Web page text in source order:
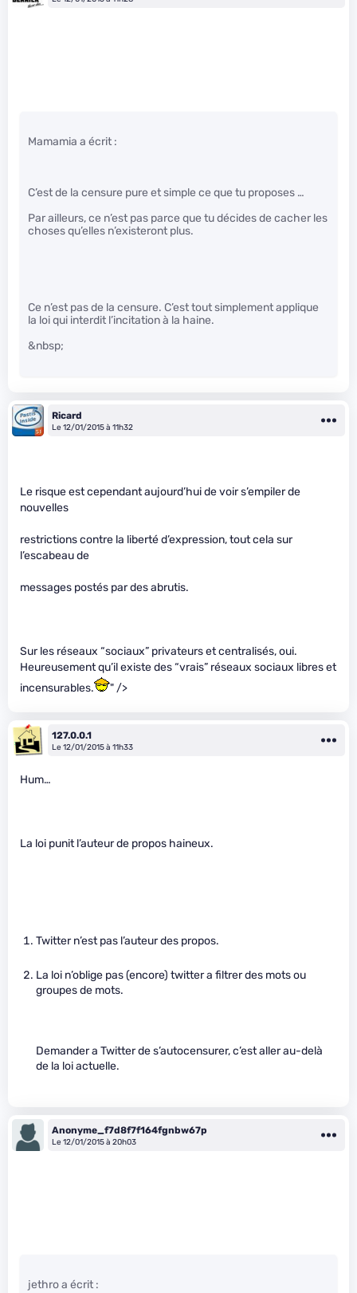
Mamamia a écrit :
C’est de la censure pure et simple ce que tu proposes …
Par ailleurs, ce n’est pas parce que tu décides de cacher les
choses qu’elles n’existeront plus.
Ce n’est pas de la censure. C’est tout simplement applique
la loi qui interdit l’incitation à la haine.
&nbsp;
Ricard
Le 12/01/2015 à 11h32
Le risque est cependant aujourd’hui de voir s’empiler de
nouvelles
restrictions contre la liberté d’expression, tout cela sur
l’escabeau de
messages postés par des abrutis.
Sur les réseaux “sociaux” privateurs et centralisés, oui.
Heureusement qu’il existe des “vrais” réseaux sociaux libres et
incensurables.
" />
127.0.0.1
Le 12/01/2015 à 11h33
Hum…
La loi punit l’auteur de propos haineux.
Twitter n’est pas l’auteur des propos.
La loi n’oblige pas (encore) twitter a filtrer des mots ou
groupes de mots.
Demander a Twitter de s’autocensurer, c’est aller au-delà
de la loi actuelle.
Anonyme_f7d8f7f164fgnbw67p
Le 12/01/2015 à 20h03
jethro a écrit :